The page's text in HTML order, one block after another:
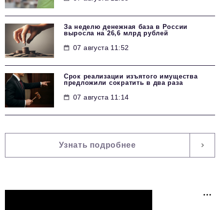
За неделю денежная база в России
выросла на 26,6 млрд рублей
07 августа 11:52
Срок реализации изъятого имущества
предложили сократить в два раза
07 августа 11:14
Узнать подробнее